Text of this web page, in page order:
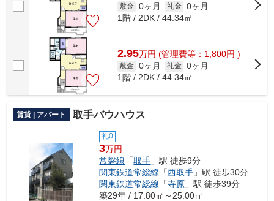
敷金 0ヶ月 礼金 0ヶ月
1階 / 2DK / 44.34㎡
2.95万円 (管理費等：1,800円 )
敷金 0ヶ月 礼金 0ヶ月
1階 / 2DK / 44.34㎡
賃貸 | アパート 取手バウハウス
礼0
3万円
常磐線 「取手 」駅 徒歩9分
関東鉄道常総線 「西取手 」駅 徒歩30分
関東鉄道常総線 「寺原 」駅 徒歩39分
築29年 / 17.80㎡～25.00㎡